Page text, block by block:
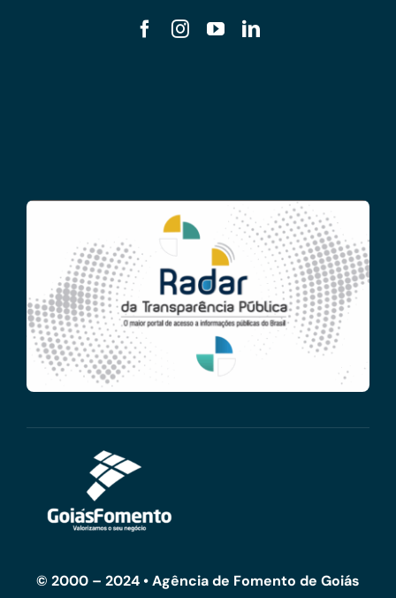
© 2000 – 2024 • Agência de Fomento de Goiás